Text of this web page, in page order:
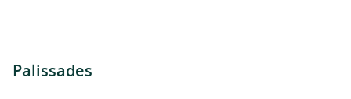
Palissades